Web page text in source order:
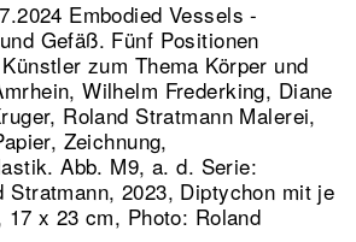
Embodied Vessels -
Gefäß. Fünf Positionen
zum Thema Körper und
Wilhelm Frederking, Diane
Roland Stratmann Malerei,
Zeichnung,
Abb. M9, a. d. Serie:
Stratmann, 2023, Diptychon mit je
x 23 cm, Photo: Roland